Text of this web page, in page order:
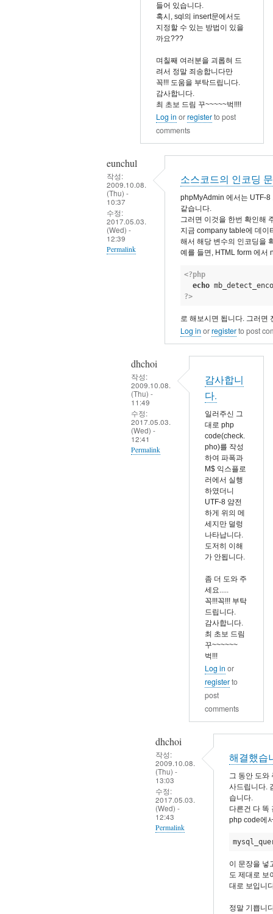
들어 있습니다.
혹시, sql의 insert문에서도
지정할 수 있는 방법이 있을
까요???
며칠째 여러분을 괴롭혀 드
려서 정말 죄송합니다만
꼭!!! 도움을 부탁드립니다.
감사합니다.
최 초보 드림 꾸~~~~~벅!!!!
Log in orregisterto post
comments
eunchul
작성:
2009.10.08.
(Thu) -
10:37
수정:
2017.05.03.
(Wed) -
12:39
Permalink
dhchoi
소스코드의 인코딩
phpMyAdmin 에서는 UTF-8
같습니다.
그러면 이것을 한번 확인해
지금 company table에 데
해서 해당 변수의 인코딩을
예를 들면, HTML form 에서
<?php
echo
?>
로 해보시면 됩니다. 그러면
Log in orregisterto post
dhchoi
작성:
2009.10.08.
(Thu) -
11:49
수정:
2017.05.03.
(Wed) -
12:41
Permalink
감사합니
다.
일러주신 그
대로 php
code(check.
pho)를 작성
하여 파폭과
M$ 익스플로
러에서 실행
하였더니
UTF-8 얌전
하게 위의 메
세지만 덜렁
나타납니다.
도저히 이해
가 안됩니다.
좀 더 도와 주
세요.....
꼭!!!꼭!!! 부탁
드립니다.
감사합니다.
최 초보 드림
꾸~~~~~~
벅!!!
Log in or
registerto
post
comments
dhchoi
작성:
2009.10.08.
(Thu) -
13:03
수정:
2017.05.03.
(Wed) -
12:43
Permalink
해결했습
그 동안 도와
사드립니다.
습니다.
다른건 다 똑
php code에
이 문장을 넣
도 제대로 보
대로 보입니
정말 기쁩니